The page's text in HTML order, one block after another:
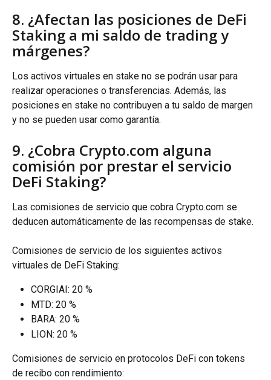
8. ¿Afectan las posiciones de DeFi
Staking a mi saldo de trading y
márgenes?
Los activos virtuales en stake no se podrán usar para
realizar operaciones o transferencias. Además, las
posiciones en stake no contribuyen a tu saldo de margen
y no se pueden usar como garantía.
9. ¿Cobra Crypto.com alguna
comisión por prestar el servicio
DeFi Staking?
Las comisiones de servicio que cobra Crypto.com se
deducen automáticamente de las recompensas de stake.
Comisiones de servicio de los siguientes activos
virtuales de DeFi Staking:
CORGIAI: 20 %
MTD: 20 %
BARA: 20 %
LION: 20 %
Comisiones de servicio en protocolos DeFi con tokens
de recibo con rendimiento: